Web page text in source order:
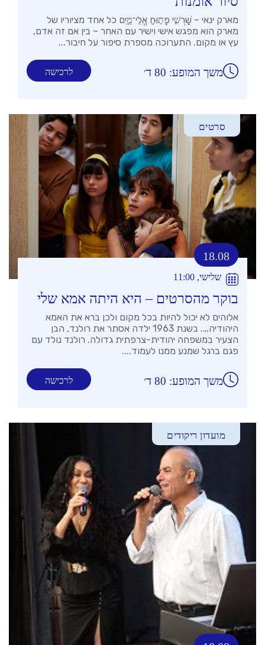
מארק ינאי – שׇׁרְשִׁ֣י פָת֣וּחַ אֱלֵי־מָ֑יִם כל אחד מציוריו של
מארק הוא מפגש אישי וישיר עם האחר – בין אם זה אדם,
עץ או מקום. התערוכה מספרת סיפור על חיבור...
לרכישה משך המופע: 80 ד׳
סרטים
18.08
שלישי, 11:00
בוקר מהסרטים – היא היתה אמא שלי
אלוהים לא יכול להיות בכל מקום ולכן ברא את האמא
היהודיה…. בשנת 1963 ילדה אסתר את רולנד, הבן
הצעיר במשפחה יהודית-צרפתית גדולה. רולנד נולד עם
פגם ברגל שמנע ממנו לעמוד....
לרכישה משך המופע: 80 ד׳
מועדון ריקודים